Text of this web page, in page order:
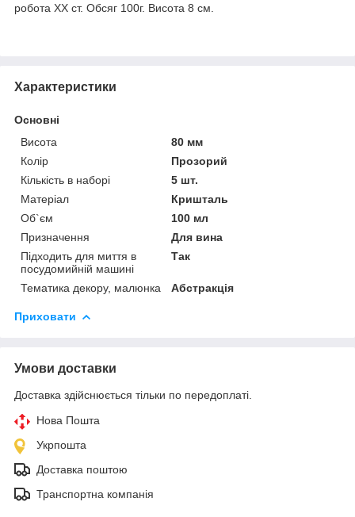
робота ХХ ст. Обсяг 100г. Висота 8 см.
Характеристики
Основні
Висота
80 мм
Колір
Прозорий
Кількість в наборі
5 шт.
Матеріал
Кришталь
Об`єм
100 мл
Призначення
Для вина
Підходить для миття в
посудомийній машині
Так
Тематика декору, малюнка Абстракція
Приховати
Умови доставки
Доставка здійснюється тільки по передоплаті.
Нова Пошта
Укрпошта
Доставка поштою
Транспортна компанія